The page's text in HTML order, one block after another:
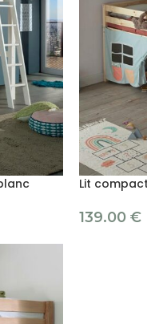
Lit
139.00 €